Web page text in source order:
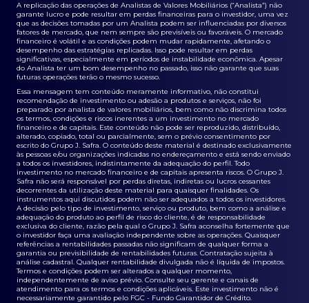
A replicação das operações de Analistas de Valores Mobiliários (“Analista”) não
garante lucro e pode resultar em perdas financeiras para o investidor, uma vez
que as decisões tomadas por um Analista podem ser influenciadas por diversos
fatores de mercado, que nem sempre são previsíveis ou favoráveis. O mercado
financeiro é volátil e as condições podem mudar rapidamente, afetando o
desempenho das estratégias replicadas. Isso pode resultar em perdas
significativas, especialmente em períodos de instabilidade econômica. Apesar
do Analista ter um bom desempenho no passado, isso não garante que suas
futuras operações terão o mesmo sucesso.
Essa mensagem tem conteúdo meramente informativo, não constitui
recomendação de investimento ou adesão a produtos e serviços, não foi
preparado por analista de valores mobiliários, bem como não discrimina todos
os termos, condições e riscos inerentes a um investimento no mercado
financeiro e de capitais. Este conteúdo não pode ser reproduzido, distribuído,
alterado, copiado, total ou parcialmente, sem o prévio consentimento por
escrito do Grupo J. Safra. O conteúdo deste material é destinado exclusivamente
às pessoas e/ou organizações indicadas no endereçamento e está sendo enviado
a todos os investidores, indistintamente da adequação do perfil. Todo
investimento no mercado financeiro e de capitais apresenta riscos. O Grupo J.
Safra não será responsável por perdas diretas, indiretas ou lucros cessantes
decorrentes da utilização deste material para quaisquer finalidades. Os
instrumentos aqui discutidos podem não ser adequados a todos os investidores.
A decisão pelo tipo de investimento, serviço ou produto, bem como a análise e
adequação do produto ao perfil de risco do cliente, é de responsabilidade
exclusiva do cliente, razão pela qual o Grupo J. Safra aconselha fortemente que
o investidor faça uma avaliação independente sobre as operações. Quaisquer
referências a rentabilidades passadas não significam de qualquer forma a
garantia ou previsibilidade de rentabilidades futuras. Contratação sujeita à
análise cadastral. Qualquer rentabilidade divulgada não é líquida de impostos.
Termos e condições podem ser alterados a qualquer momento,
independentemente de aviso prévio. Consulte seu gerente e canais de
atendimento para os termos e condições aplicáveis. Este investimento não é
necessariamente garantido pelo FGC - Fundo Garantidor de Crédito.